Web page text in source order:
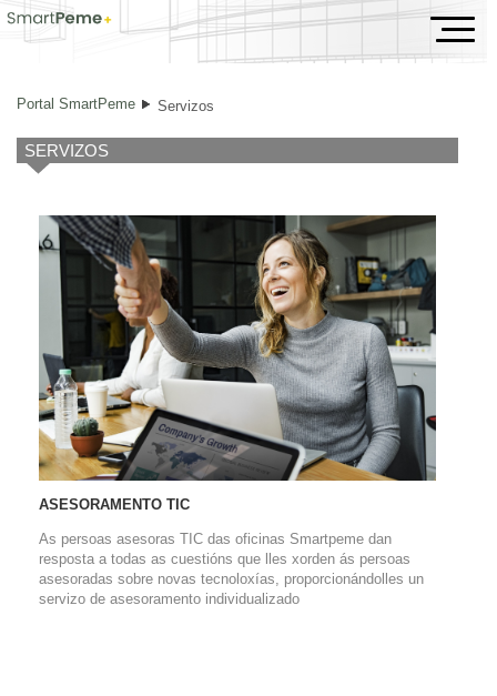
Servizos
Portal SmartPeme Servizos
SERVIZOS
ASESORAMENTO TIC
As persoas asesoras TIC das oficinas Smartpeme dan
resposta a todas as cuestións que lles xorden ás persoas
asesoradas sobre novas tecnoloxías, proporcionándolles un
servizo de asesoramento individualizado